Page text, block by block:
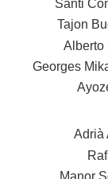
Santi
Tajon
Alberto
Georges
Adrià